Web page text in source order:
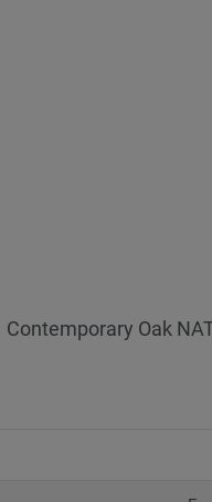
Contemporary Oak